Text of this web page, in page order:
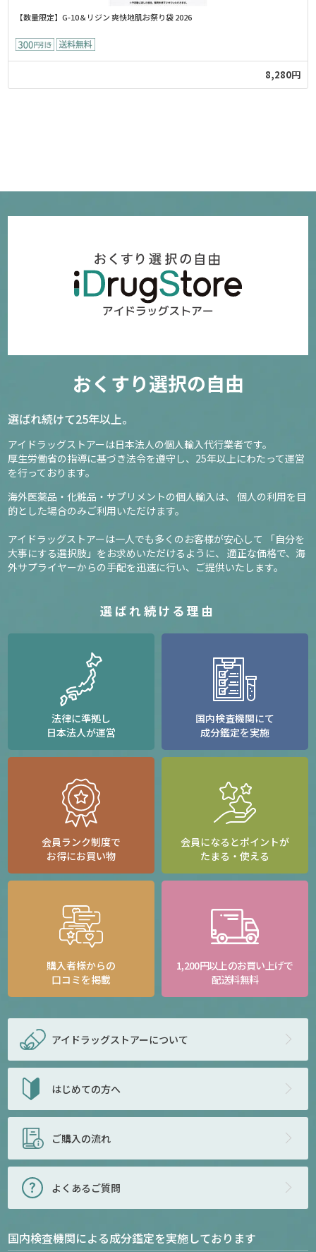
【数量限定】G-10＆リジン 爽快地肌お祭り袋 2026
8,280円
おくすり選択の自由
選ばれ続けて25年以上。
アイドラッグストアーは日本法人の個人輸入代行業者です。
厚生労働省の指導に基づき法令を遵守し、 25年以上にわたって運営
を行っております。
海外医薬品・化粧品・サプリメントの個人輸入は、
個人の利用を目
的とした場合のみご利用いただけます。
アイドラッグストアーは一人でも多くのお客様が安心して
「自分を
大事にする選択肢」をお求めいただけるように、
適正な価格で、海
外サプライヤーからの手配を迅速に行い、ご提供いたします。
選ばれ続ける理由
法律に準拠し
日本法人が運営
国内検査機関にて
成分鑑定を実施
会員ランク制度で
お得にお買い物
会員になるとポイントが
たまる・使える
購入者様からの
口コミを掲載
1,200円以上のお買い上げで
配送料無料
アイドラッグストアーについて
はじめての方へ
ご購入の流れ
よくあるご質問
国内検査機関による成分鑑定を実施しております